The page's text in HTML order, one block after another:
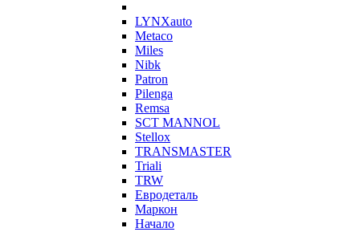
LYNXauto
Metaco
Miles
Nibk
Patron
Pilenga
Remsa
SCT MANNOL
Stellox
TRANSMASTER
Triali
TRW
Евродеталь
Маркон
Начало